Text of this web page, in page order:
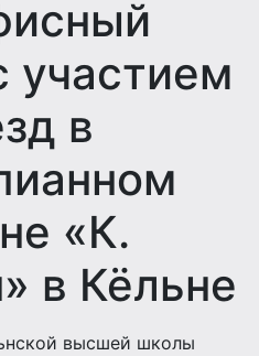
участием
в
«К.
в Кёльне
высшей школы